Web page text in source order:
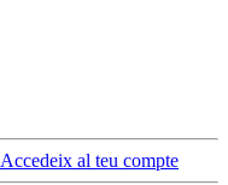
Accedeix al teu compte